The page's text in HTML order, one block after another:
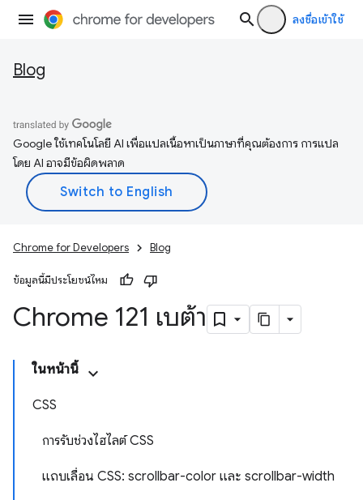
ลงชื่อเข้าใช้
Blog
Google ใช้เทคโนโลยี AI เพื่อแปลเนื้อหาเป็นภาษาที่คุณต้องการ การแปล
โดย AI อาจมีข้อผิดพลาด
Chrome for Developers Blog
ข้อมูลนี้มีประโยชน์ไหม
Chrome 121 เบต้า
ในหน้านี้
CSS
การรับช่วงไฮไลต์ CSS
แถบเลื่อน CSS: scrollbar-color และ scrollbar-width